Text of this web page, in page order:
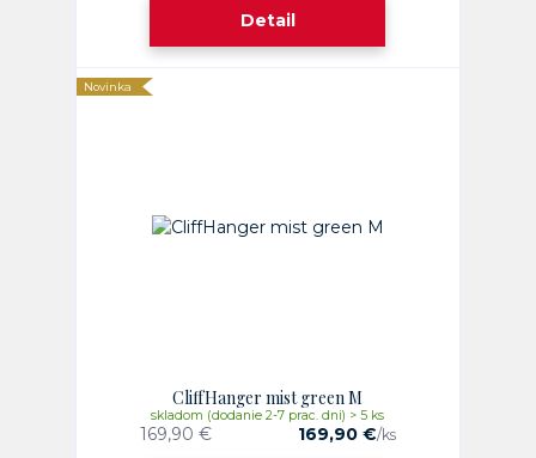
Detail
Novinka
CliffHanger mist green M
169,90 € 169,90 €/ks
skladom (dodanie 2-7 prac. dni) > 5 ks